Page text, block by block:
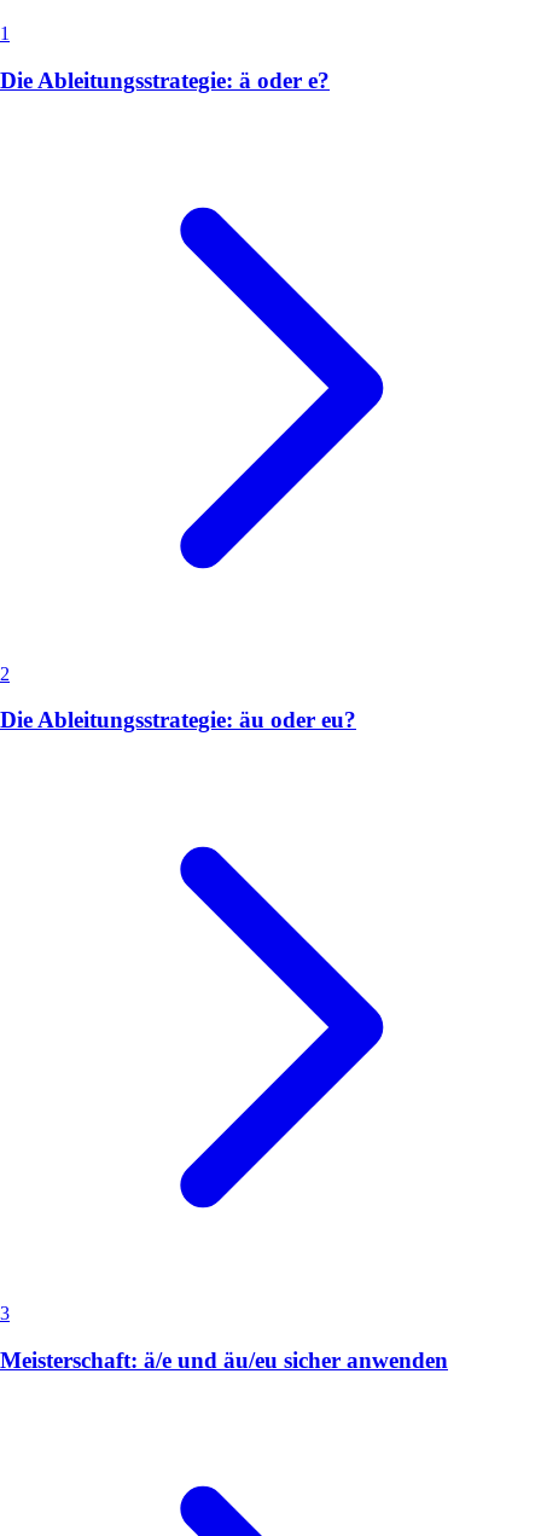
1
Die Ableitungsstrategie: ä oder e?
2
Die Ableitungsstrategie: äu oder eu?
3
Meisterschaft: ä/e und äu/eu sicher anwenden